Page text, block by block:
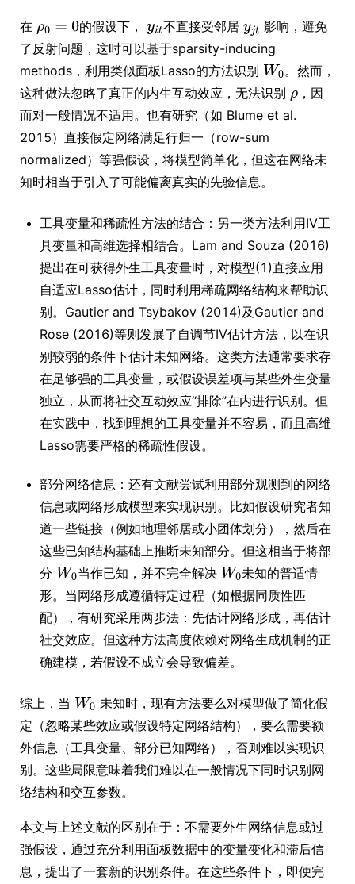
在 的假设下， 不直接受邻居
影响，避免
了反射问题，这时可以基于sparsity-inducing
methods，利用类似面板Lasso的方法识别
。然而，
这种做法忽略了真正的内生互动效应，无法识别
，因
而对一般情况不适用。也有研究（如 Blume et al.
2015）直接假定网络满足行归一（row-sum
normalized）等强假设，将模型简单化，但这在网络未
知时相当于引入了可能偏离真实的先验信息。
工具变量和稀疏性方法的结合：另一类方法利用IV工
具变量和高维选择相结合。Lam and Souza (2016)
提出在可获得外生工具变量时，对模型(1)直接应用
自适应Lasso估计，同时利用稀疏网络结构来帮助识
别。Gautier and Tsybakov (2014)及Gautier and
Rose (2016)等则发展了自调节IV估计方法，以在识
别较弱的条件下估计未知网络。这类方法通常要求存
在足够强的工具变量，或假设误差项与某些外生变量
独立，从而将社交互动效应“排除”在内进行识别。但
在实践中，找到理想的工具变量并不容易，而且高维
Lasso需要严格的稀疏性假设。
部分网络信息：还有文献尝试利用部分观测到的网络
信息或网络形成模型来实现识别。比如假设研究者知
道一些链接（例如地理邻居或小团体划分），然后在
这些已知结构基础上推断未知部分。但这相当于将部
分
当作已知，并不完全解决
未知的普适情
形。当网络形成遵循特定过程（如根据同质性匹
配），有研究采用两步法：先估计网络形成，再估计
社交效应。但这种方法高度依赖对网络生成机制的正
确建模，若假设不成立会导致偏差。
综上，当
未知时，现有方法要么对模型做了简化假
定（忽略某些效应或假设特定网络结构），要么需要额
外信息（工具变量、部分已知网络），否则难以实现识
别。这些局限意味着我们难以在一般情况下同时识别网
络结构和交互参数。
本文与上述文献的区别在于：不需要外生网络信息或过
强假设，通过充分利用面板数据中的变量变化和滞后信
息，提出了一套新的识别条件。在这些条件下，即便完